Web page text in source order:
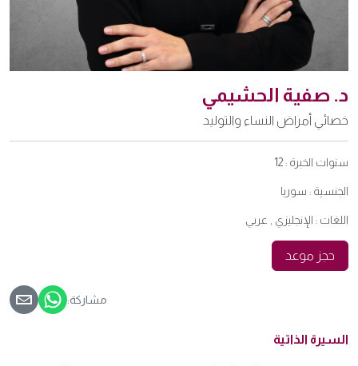
د. صفية الحشيمي
خصائي أمراض النساء والتوليد
سنوات الخبرة : 12
الجنسية : سوريا
اللغات : الإنجليزي , عربي
حجز موعد
مشاركة:
السيرة الذاتية